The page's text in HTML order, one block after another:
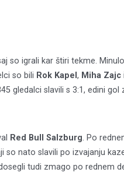
so igrali kar štiri tekme.
so bili Rok Kapel , Miha Zajc
gledalci slavili s 3:1, edini gol
Red Bull Salzburg. Po
so nato slavili po izvajanju
tudi zmago po rednem